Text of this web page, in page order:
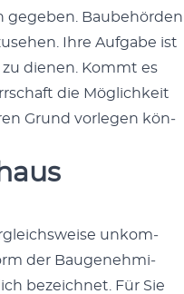
gegeben. Baube­hör­den
Ihre Auf­gabe ist
dienen. Kommt es
die Möglichkeit
Grund vor­legen kön­
unkom­
der Bau­genehmi­
beze­ich­net. Für Sie